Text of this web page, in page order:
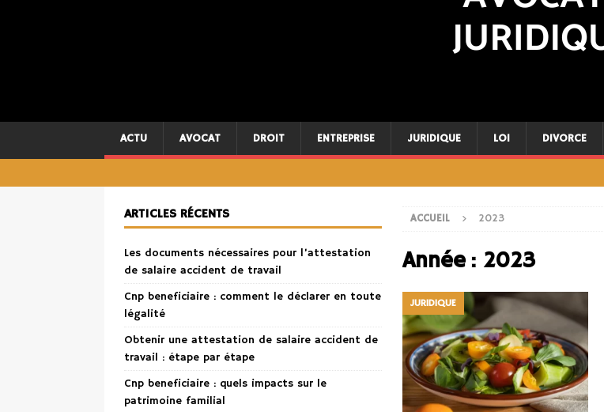
ACTU AVOCAT DROIT ENTREPRISE JURIDIQUE LOI DIVORCE
ACCUEIL 2023
Année : 2023
JURIDIQUE
ARTICLES RÉCENTS
Les documents nécessaires pour l’attestation
de salaire accident de travail
Cnp beneficiaire : comment le déclarer en toute
légalité
Obtenir une attestation de salaire accident de
travail : étape par étape
Cnp beneficiaire : quels impacts sur le
patrimoine familial